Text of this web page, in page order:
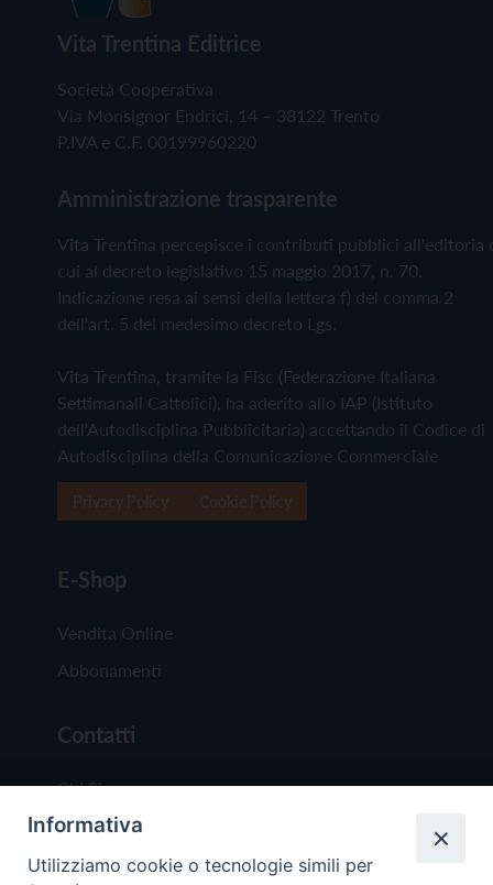
Vita Trentina Editrice
Società Cooperativa
Via Monsignor Endrici, 14 – 38122 Trento
P.IVA e C.F. 00199960220
Amministrazione trasparente
Vita Trentina percepisce i contributi pubblici all'editoria
cui al decreto legislativo 15 maggio 2017, n. 70.
Indicazione resa ai sensi della lettera f) del comma 2
dell'art. 5 del medesimo decreto Lgs.
Vita Trentina, tramite la Fisc (Federazione Italiana
Settimanali Cattolici), ha aderito allo IAP (Istituto
dell'Autodisciplina Pubblicitaria) accettando il Codice di
Autodisciplina della Comunicazione Commerciale
E-Shop
Vendita Online
Abbonamenti
Contatti
Chi Siamo
Redazione
Scrivici
Informativa
Utilizziamo cookie o tecnologie simili per